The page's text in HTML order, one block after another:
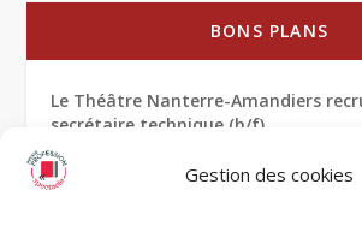
Gestion des cookies
BONS PLANS
Le Théâtre Nanterre-Amandiers
secrétaire technique (h/f)
Le Théâtre Gérard Philipe recrute un